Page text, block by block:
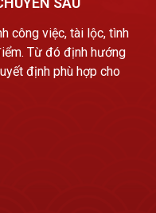
công việc, tài lộc, tình
Từ đó định hướng
định phù hợp cho